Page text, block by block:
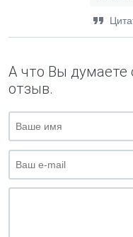
А что Вы думаете
отзыв.